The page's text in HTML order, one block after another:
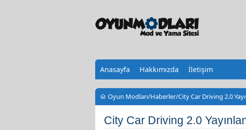
Anasayfa Hakkımızda İletişim
Oyun Modları Haberler City Car Driving 2.0
City Car Driving 2.0